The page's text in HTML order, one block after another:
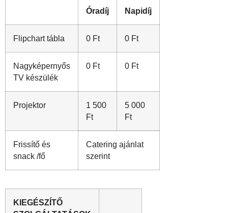
Óradíj Napidíj
Flipchart tábla 0 Ft 0 Ft
Nagyképernyős
TV készülék
0 Ft 0 Ft
Projektor
1 500
Ft
5 000
Ft
Frissítő és
snack /fő
Catering ajánlat
szerint
KIEGÉSZÍTŐ